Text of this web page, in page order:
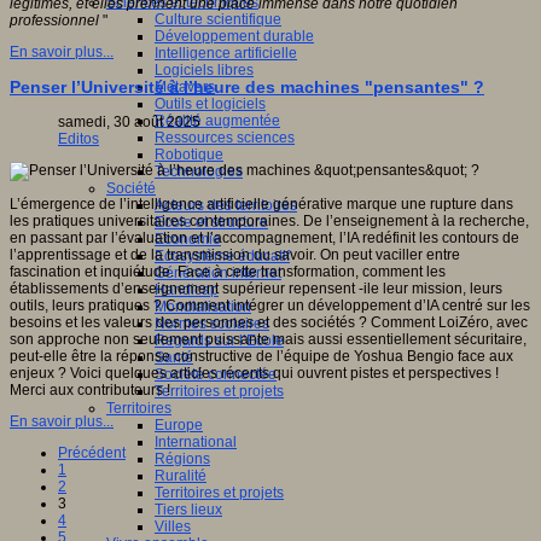
Culture scientifique
Développement durable
Intelligence artificielle
Logiciels libres
Métavers
Outils et logiciels
Réalité augmentée
Ressources sciences
Robotique
Technologies
Société
Acteurs des territoires
Ecole et structure
Economie
Ecosystème éducatif
Génération internet
Handicap
Mondialisation
Normes scolaires
Regards sur l’Ecole
Santé
Société connectée
Territoires et projets
Territoires
Europe
International
Régions
Ruralité
Territoires et projets
Tiers lieux
Villes
légitimes, et elles prennent une place immense dans notre quotidien
professionnel "
En savoir plus...
Penser l’Université à l’heure des machines "pensantes" ?
samedi, 30 août 2025
Editos
L’émergence de l’intelligence artificielle générative marque une rupture dans
les pratiques universitaires contemporaines. De l’enseignement à la recherche,
en passant par l’évaluation et l’accompagnement, l’IA redéfinit les contours de
l’apprentissage et de la transmission du savoir. On peut vaciller entre
fascination et inquiétude. Face à cette transformation, comment les
établissements d’enseignement supérieur repensent -ile leur mission, leurs
outils, leurs pratiques ? Comment intégrer un développement d’IA centré sur les
besoins et les valeurs des personnes et des sociétés ? Comment LoiZéro, avec
son approche non seulement puissante mais aussi essentiellement sécuritaire,
peut-elle être la réponse constructive de l’équipe de Yoshua Bengio face aux
enjeux ? Voici quelques articles récents qui ouvrent pistes et perspectives !
Merci aux contributeurs !
En savoir plus...
Précédent
1
2
3
4
5